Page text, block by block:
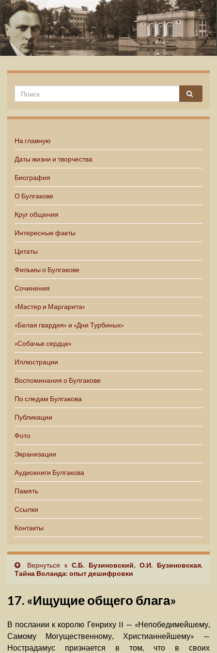
На главную
Даты жизни и творчества
Биография
О Булгакове
Круг общения
Интересные факты
Цитаты
Фильмы о Булгакове
Сочинения
«Мастер и Маргарита»
«Белая гвардия» и «Дни Турбиных»
«Собачье сердце»
Иллюстрации
Воспоминания о Булгакове
По следам Булгакова
Публикации
Фото
Экранизации
Аудиокниги Булгакова
Память
Ссылки
Контакты
Вернуться к С.Б. Бузиновский, О.И. Бузиновская.
Тайна Воланда: опыт дешифровки
17. «Ищущие общего блага»
В послании к королю Генриху II — «Непобедимейшему,
Самому Могущественному, Христианнейшему» —
Нострадамус признается в том, что в своих